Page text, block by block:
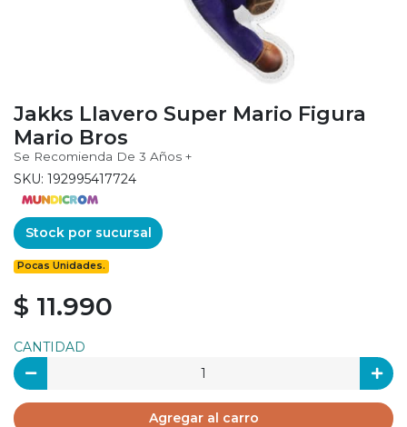
Jakks Llavero Super Mario Figura
Mario Bros
Se Recomienda De 3 Años +
SKU: 192995417724
Stock por sucursal
Pocas Unidades.
$ 11.990
CANTIDAD
Agregar al carro